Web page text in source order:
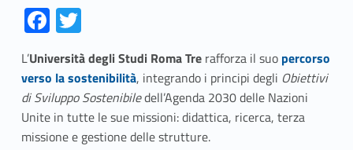
Fa
ce
b
o
o
T
w
itt
er
L’Università degli Studi Roma Trerafforza il suo percorso
verso la sostenibilità, integrando i principi degli Obiettivi
di Sviluppo Sostenibiledell’Agenda 2030 delle Nazioni
Unite in tutte le sue missioni: didattica, ricerca, terza
missione e gestione delle strutture.